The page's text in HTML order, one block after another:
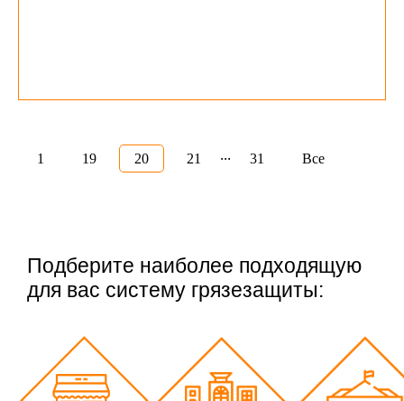
1 19 20 21 ... 31 Все
Подберите наиболее подходящую
для вас систему грязезащиты: